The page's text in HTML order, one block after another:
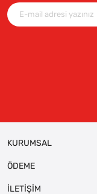
KURUMSAL
ÖDEME
İLETİŞİM